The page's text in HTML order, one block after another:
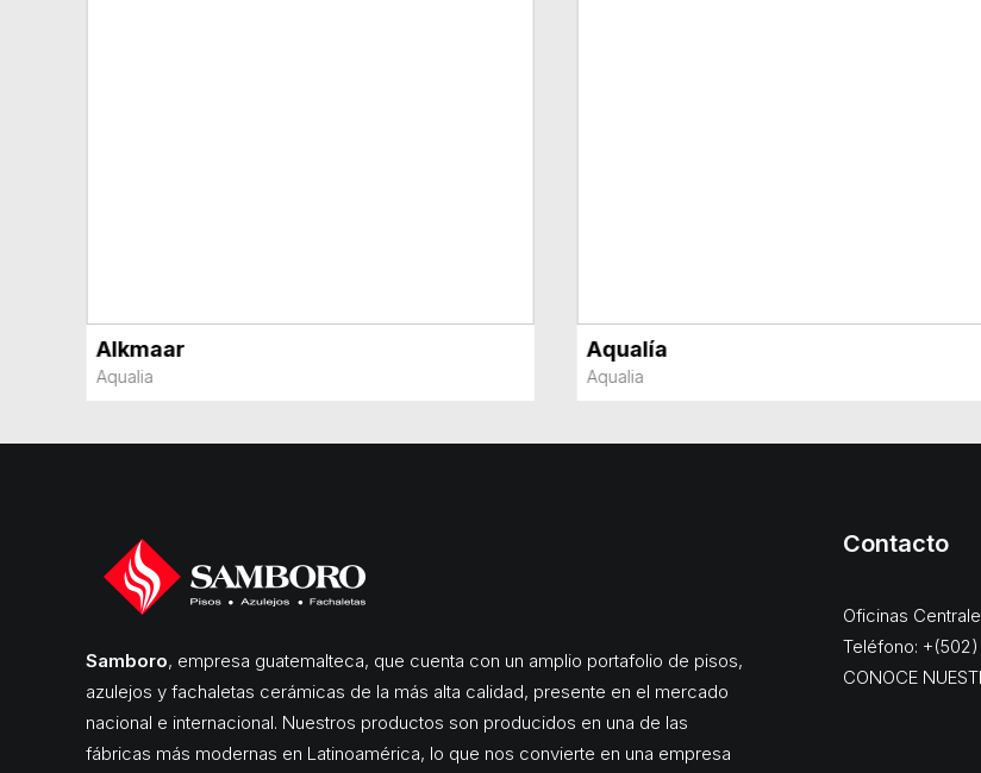
Alkmaar
Aqualia
Aqualía
Aqualia
Samboro, empresa guatemalteca, que cuenta con un amplio portafolio de pisos,
azulejos y fachaletas cerámicas de la más alta calidad, presente en el mercado
nacional e internacional. Nuestros productos son producidos en una de las
fábricas más modernas en Latinoamérica, lo que nos convierte en una empresa
Contacto
Oficinas
Teléfono:
CONOCE